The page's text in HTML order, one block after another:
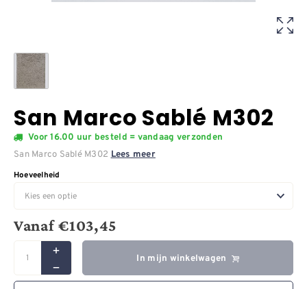
San Marco Sablé M302
Voor 16.00 uur besteld = vandaag verzonden
San Marco Sablé M302 Lees meer
Hoeveelheid
Vanaf€103,45
In mijn winkelwagen